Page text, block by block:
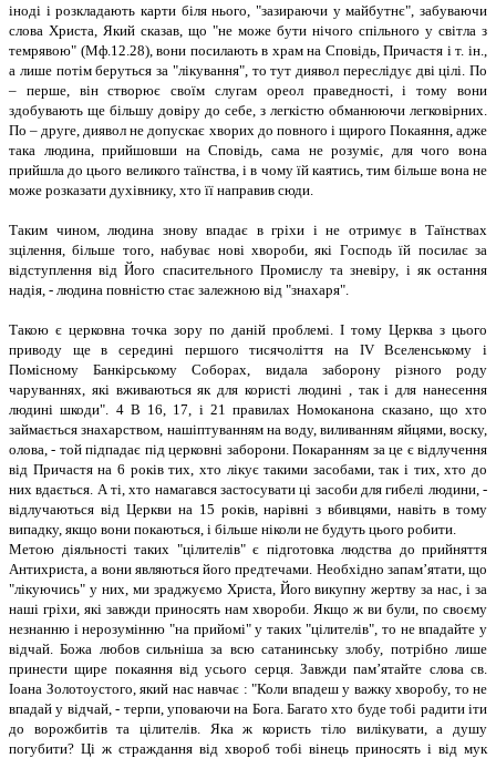
іноді і розкладають карти біля нього, "зазираючи у майбутнє", забуваючи
слова Христа, Який сказав, що "не може бути нічого спільного у світла з
темрявою" (Мф.12.28), вони посилають в храм на Сповідь, Причастя і т. ін.,
а лише потім беруться за "лікування", то тут диявол переслідує дві цілі. По
– перше, він створює своїм слугам ореол праведності, і тому вони
здобувають ще більшу довіру до себе, з легкістю обманюючи легковірних.
По – друге, диявол не допускає хворих до повного і щирого Покаяння, адже
така людина, прийшовши на Сповідь, сама не розуміє, для чого вона
прийшла до цього великого таїнства, і в чому їй каятись, тим більше вона не
може розказати духівнику, хто її направив сюди.
Таким чином, людина знову впадає в гріхи і не отримує в Таїнствах
зцілення, більше того, набуває нові хвороби, які Господь їй посилає за
відступлення від Його спасительного Промислу та зневіру, і як остання
надія, - людина повністю стає залежною від "знахаря".
Такою є церковна точка зору по даній проблемі. І тому Церква з цього
приводу ще в середині першого тисячоліття на IV Вселенському і
Помісному Банкірському Соборах, видала заборону різного роду
чаруваннях, які вживаються як для користі людині , так і для нанесення
людині шкоди". 4 В 16, 17, і 21 правилах Номоканона сказано, що хто
займається знахарством, нашіптуванням на воду, виливанням яйцями, воску,
олова, - той підпадає під церковні заборони. Покаранням за це є відлучення
від Причастя на 6 років тих, хто лікує такими засобами, так і тих, хто до
них вдається. А ті, хто намагався застосувати ці засоби для гибелі людини, -
відлучаються від Церкви на 15 років, нарівні з вбивцями, навіть в тому
випадку, якщо вони покаються, і більше ніколи не будуть цього робити.
Метою діяльності таких "цілителів" є підготовка людства до прийняття
Антихриста, а вони являються його предтечами. Необхідно запам’ятати, що
"лікуючись" у них, ми зраджуємо Христа, Його викупну жертву за нас, і за
наші гріхи, які завжди приносять нам хвороби. Якщо ж ви були, по своєму
незнанню і нерозумінню "на прийомі" у таких "цілителів", то не впадайте у
відчай. Божа любов сильніша за всю сатанинську злобу, потрібно лише
принести щире покаяння від усього серця. Завжди пам’ятайте слова св.
Іоана Золотоустого, який нас навчає : "Коли впадеш у важку хворобу, то не
впадай у відчай, - терпи, уповаючи на Бога. Багато хто буде тобі радити іти
до ворожбитів та цілителів. Яка ж користь тіло вилікувати, а душу
погубити? Ці ж страждання від хвороб тобі вінець приносять і від мук